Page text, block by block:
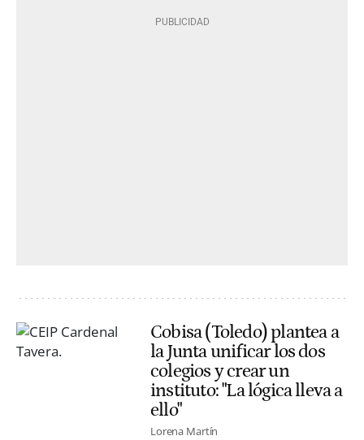
Cobisa (Toledo) plantea a
la Junta unificar los dos
colegios y crear un
instituto: "La lógica lleva a
ello"
Lorena Martín